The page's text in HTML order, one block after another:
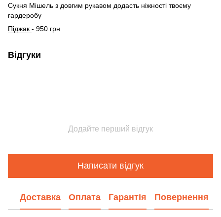
Сукня Мішель з довгим рукавом додасть ніжності твоєму
гардеробу
Піджак - 950 грн
Відгуки
Додайте перший відгук
Написати відгук
Доставка Оплата Гарантія Повернення